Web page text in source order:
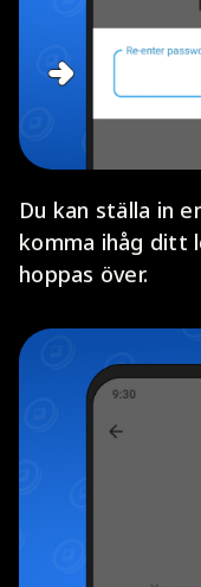
Du kan ställa in
komma ihåg ditt
hoppas över.